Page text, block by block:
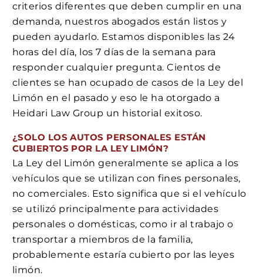
criterios diferentes que deben cumplir en una
demanda, nuestros abogados están listos y
pueden ayudarlo. Estamos disponibles las 24
horas del día, los 7 días de la semana para
responder cualquier pregunta. Cientos de
clientes se han ocupado de casos de la Ley del
Limón en el pasado y eso le ha otorgado a
Heidari Law Group un historial exitoso.
¿SOLO LOS AUTOS PERSONALES ESTÁN
CUBIERTOS POR LA LEY LIMÓN?
La Ley del Limón generalmente se aplica a los
vehículos que se utilizan con fines personales,
no comerciales. Esto significa que si el vehículo
se utilizó principalmente para actividades
personales o domésticas, como ir al trabajo o
transportar a miembros de la familia,
probablemente estaría cubierto por las leyes
limón.